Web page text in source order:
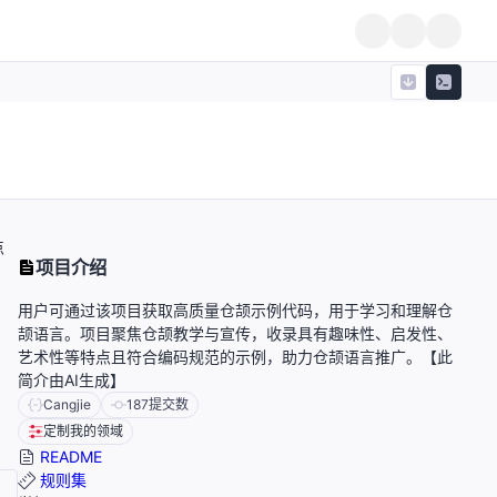
项目介绍
用户可通过该项目获取高质量仓颉示例代码，用于学习和理解仓
颉语言。项目聚焦仓颉教学与宣传，收录具有趣味性、启发性、
艺术性等特点且符合编码规范的示例，助力仓颉语言推广。【此
简介由AI生成】
Cangjie 187提交数
定制我的领域
README
规则集